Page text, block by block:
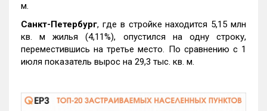
м.
Санкт-Петербург, где в стройке находится 5,15 млн
кв. м жилья (4,11%), опустился на одну строку,
переместившись на третье место. По сравнению с 1
июля показатель вырос на 29,3 тыс. кв. м.